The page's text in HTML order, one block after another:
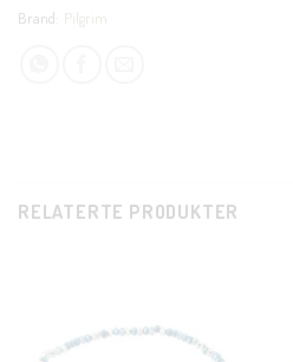
Brand: Pilgrim
RELATERTE PRODUKTER